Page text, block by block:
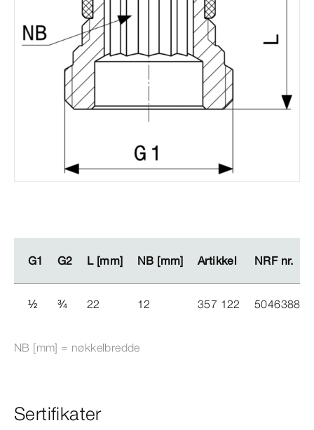
G1 G2 L [mm] NB [mm] Artikkel NRF nr.
G1 G2 L [mm] NB [mm] Artikkel NRF nr.
½ ¾ 22 12 357 122 5046388
NB [mm] = nøkkelbredde
Sertifikater